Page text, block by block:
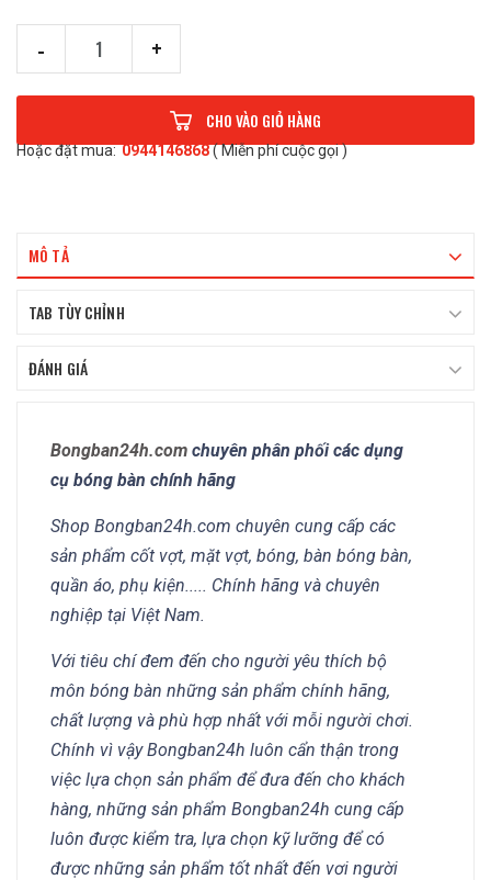
- +
CHO VÀO GIỎ HÀNG
Hoặc đặt mua: 0944146868( Miễn phí cuộc gọi )
MÔ TẢ
TAB TÙY CHỈNH
ĐÁNH GIÁ
Bongban24h.com chuyên phân phối các dụng
cụ bóng bàn chính hãng
Shop Bongban24h.com chuyên cung cấp các
sản phẩm cốt vợt, mặt vợt, bóng, bàn bóng bàn,
quần áo, phụ kiện..... Chính hãng và chuyên
nghiệp tại Việt Nam.
Với tiêu chí đem đến cho người yêu thích bộ
môn bóng bàn những sản phẩm chính hãng,
chất lượng và phù hợp nhất với mỗi người chơi.
Chính vì vậy Bongban24h luôn cẩn thận trong
việc lựa chọn sản phẩm để đưa đến cho khách
hàng, những sản phẩm Bongban24h cung cấp
luôn được kiểm tra, lựa chọn kỹ lưỡng để có
được những sản phẩm tốt nhất đến vơi người